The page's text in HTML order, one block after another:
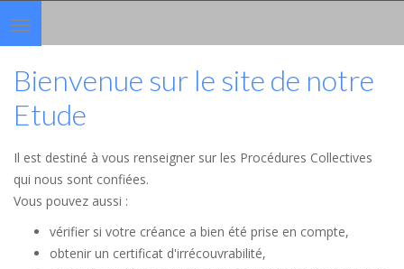
Toggle
navigation
Bienvenue sur le site de notre
Etude
Il est destiné à vous renseigner sur les Procédures Collectives
qui nous sont confiées.
Vous pouvez aussi :
vérifier si votre créance a bien été prise en compte,
obtenir un certificat d'irrécouvrabilité,